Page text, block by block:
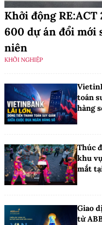
Khởi động
600 dự án đổi mới
niên
KHỞI NGHIỆP
toán
hàng
Thúc
khu
mắt
Giao
từ